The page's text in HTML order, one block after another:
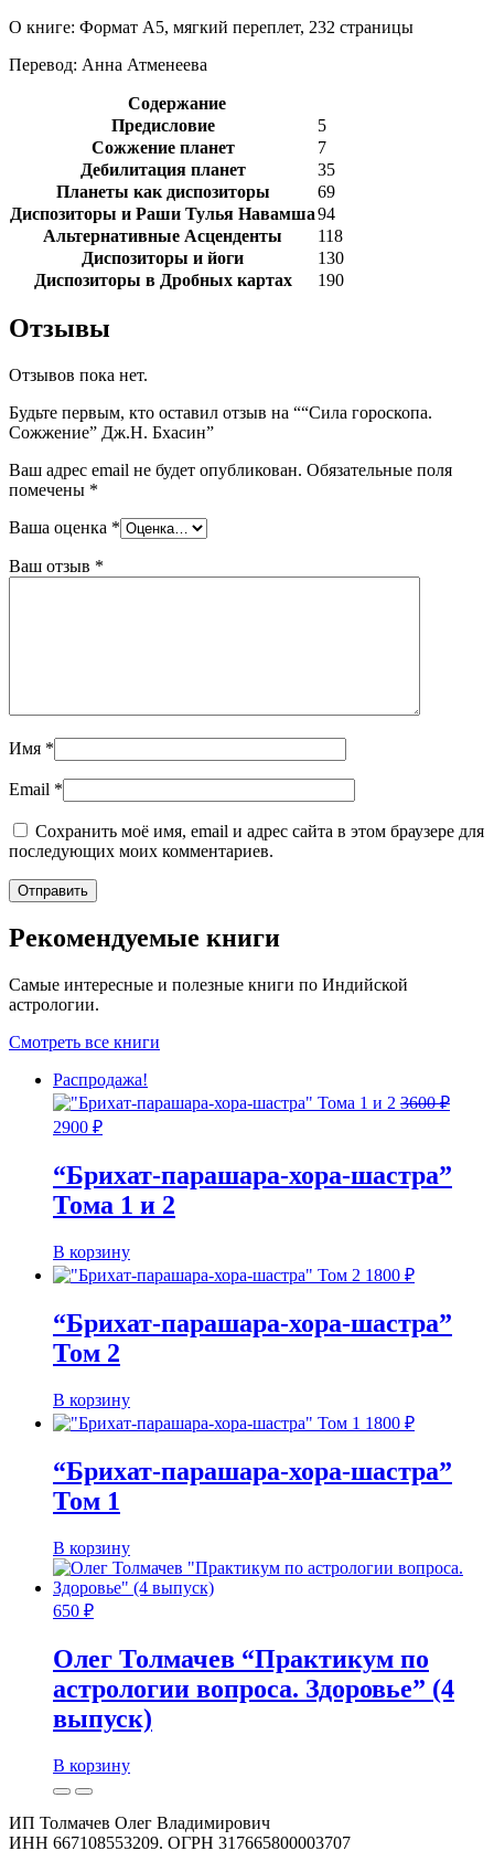
О книге: Формат A5, мягкий переплет, 232 страницы
Перевод: Анна Атменеева
Содержание
Предисловие
5
Сожжение планет
7
Дебилитация планет
35
Планеты как диспозиторы
69
Диспозиторы и Раши Тулья Навамша94
Альтернативные Асценденты
118
Диспозиторы и йоги
130
Диспозиторы в Дробных картах
190
Отзывы
Отзывов пока нет.
Будьте первым, кто оставил отзыв на ““Сила гороскопа.
Сожжение” Дж.Н. Бхасин”
Ваш адрес email не будет опубликован. Обязательные поля
помечены *
Ваша оценка *
Ваш отзыв *
Имя *
Email *
Сохранить моё имя, email и адрес сайта в этом браузере для
последующих моих комментариев.
Рекомендуемые книги
Самые интересные и полезные книги по Индийской
астрологии.
Смотреть все книги
Распродажа!
3600₽
Первоначальная
составляла
3600 ₽.
2900 ₽Текущая
“Брихат-парашара-хора-шастра”
Тома 1 и 2
В корзину
1800 ₽
“Брихат-парашара-хора-шастра”
Том 2
В корзину
1800 ₽
“Брихат-парашара-хора-шастра”
Том 1
В корзину
650 ₽
Олег Толмачев “Практикум по
астрологии вопроса. Здоровье” (4
выпуск)
В корзину
ИП Толмачев Олег Владимирович
ИНН 667108553209. ОГРН 317665800003707